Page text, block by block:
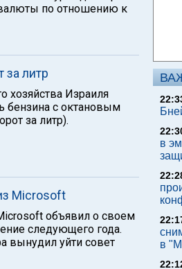
по отношению к
за литр
хозяйства Израиля
бензина с октановым
за литр).
Microsoft
объявил о своем
следующего года.
вынудил уйти совет
в
в